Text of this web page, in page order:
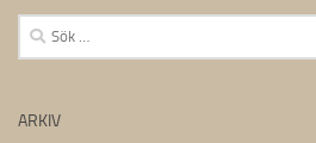
Sök
efter:
ARKIV